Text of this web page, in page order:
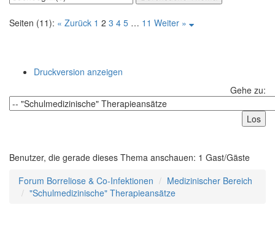
Seiten (11): « Zurück 1 2 3 4 5 … 11 Weiter »
Druckversion anzeigen
Gehe zu:
Benutzer, die gerade dieses Thema anschauen: 1 Gast/Gäste
Forum Borreliose & Co-Infektionen
Medizinischer Bereich
"Schulmedizinische" Therapieansätze